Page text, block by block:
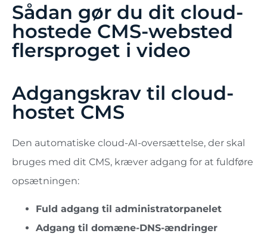
Sådan gør du dit cloud-
hostede CMS-websted
flersproget i video
Adgangskrav til cloud-
hostet CMS
Den automatiske cloud-AI-oversættelse, der skal
bruges med dit CMS, kræver adgang for at fuldføre
opsætningen:
Fuld adgang til administratorpanelet
Adgang til domæne-DNS-ændringer